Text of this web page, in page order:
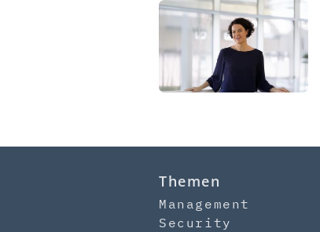
Themen
Management
Security